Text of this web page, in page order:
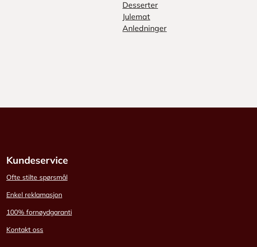
Desserter
Julemat
Anledninger
Kundeservice
Ofte stilte spørsmål
Enkel reklamasjon
100% fornøydgaranti
Kontakt oss